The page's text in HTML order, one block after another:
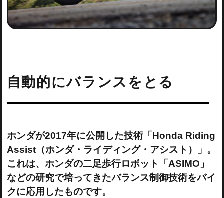
自動的にバランスをとる
ホンダが2017年に公開した技術「Honda Riding
Assist（ホンダ・ライディング・アシスト）」。
これは、ホンダの二足歩行ロボット「ASIMO」
などの研究で培ってきたバランス制御技術をバイ
クに応用したものです。